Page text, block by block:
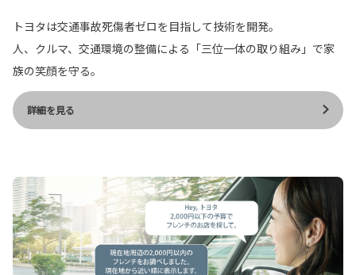
トヨタは交通事故死傷者ゼロを目指して技術を開発。
人、クルマ、交通環境の整備による「三位一体の取り組み」で家
族の笑顔を守る。
詳細を見る